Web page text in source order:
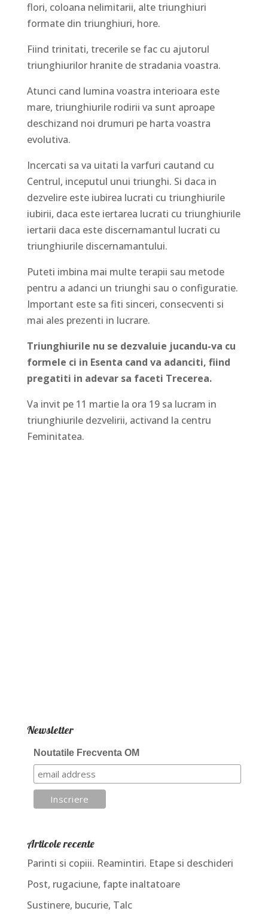
flori, coloana nelimitarii, alte triunghiuri
formate din triunghiuri, hore.
Fiind trinitati, trecerile se fac cu ajutorul
triunghiurilor hranite de stradania voastra.
Atunci cand lumina voastra interioara este
mare, triunghiurile rodirii va sunt aproape
deschizand noi drumuri pe harta voastra
evolutiva.
Incercati sa va uitati la varfuri cautand cu
Centrul, inceputul unui triunghi. Si daca in
dezvelire este iubirea lucrati cu triunghiurile
iubirii, daca este iertarea lucrati cu triunghiurile
iertarii daca este discernamantul lucrati cu
triunghiurile discernamantului.
Puteti imbina mai multe terapii sau metode
pentru a adanci un triunghi sau o configuratie.
Important este sa fiti sinceri, consecventi si
mai ales prezenti in lucrare.
Triunghiurile nu se dezvaluie jucandu-va cu
formele ci in Esenta cand va adanciti, fiind
pregatiti in adevar sa faceti Trecerea.
Va invit pe 11 martie la ora 19 sa lucram in
triunghiurile dezvelirii, activand la centru
Feminitatea.
Newsletter
Noutatile Frecventa OM
Articole recente
Parinti si copiii. Reamintiri. Etape si deschideri
Post, rugaciune, fapte inaltatoare
Sustinere, bucurie, Talc